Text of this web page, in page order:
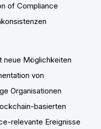
of Compliance
neue Möglichkeiten
von
Organisationen
basierten
relevante Ereignisse